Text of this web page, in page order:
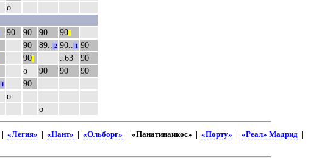
о
90 90 90 90
90 89.. 2 90.. 1 90
90 ..63
90
о 90 90
90
1
90
о
о
| «Легия» | «Нант» | «Ольборг» | «Панатинаикос» | «Порту» | «Реал» Мадрид|